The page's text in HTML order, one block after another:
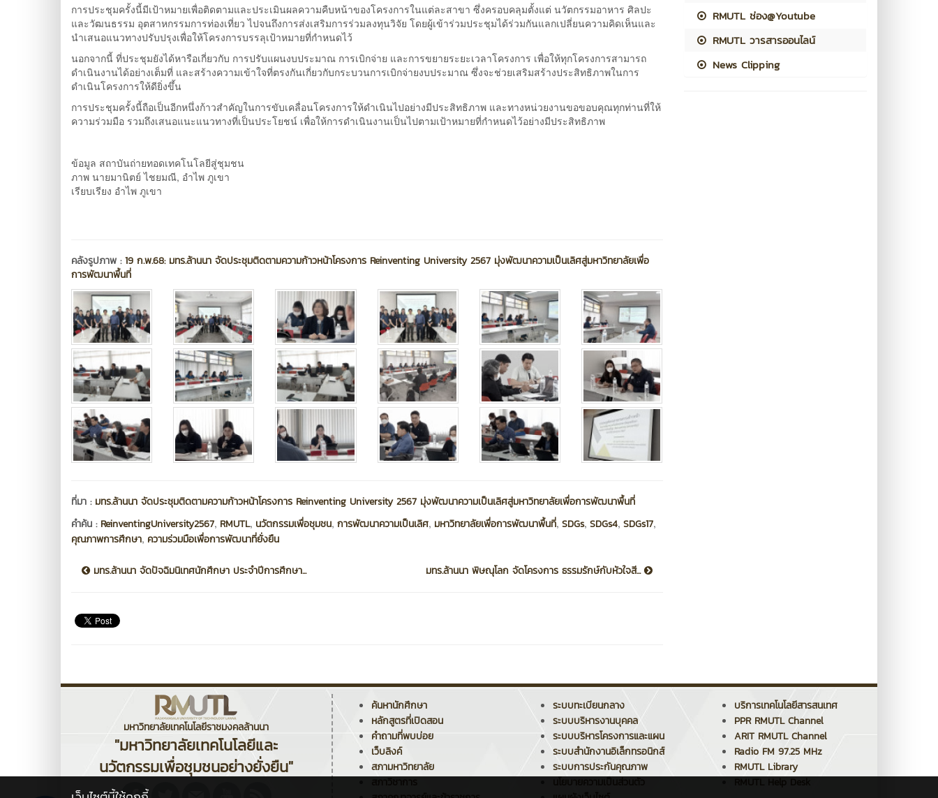
การประชุมครั้งนี้มีเป้าหมายเพื่อติดตามและประเมินผลความคืบหน้าของโครงการในแต่ละสาขา ซึ่งครอบคลุมตั้งแต่ นวัตกรรมอาหาร ศิลปะ
และวัฒนธรรม อุตสาหกรรมการท่องเที่ยว ไปจนถึงการส่งเสริมการร่วมลงทุนวิจัย โดยผู้เข้าร่วมประชุมได้ร่วมกันแลกเปลี่ยนความคิดเห็นและ
นำเสนอแนวทางปรับปรุงเพื่อให้โครงการบรรลุเป้าหมายที่กำหนดไว้
นอกจากนี้ ที่ประชุมยังได้หารือเกี่ยวกับ การปรับแผนงบประมาณ การเบิกจ่าย และการขยายระยะเวลาโครงการ เพื่อให้ทุกโครงการสามารถ
ดำเนินงานได้อย่างเต็มที่ และสร้างความเข้าใจที่ตรงกันเกี่ยวกับกระบวนการเบิกจ่ายงบประมาณ ซึ่งจะช่วยเสริมสร้างประสิทธิภาพในการ
ดำเนินโครงการให้ดียิ่งขึ้น
การประชุมครั้งนี้ถือเป็นอีกหนึ่งก้าวสำคัญในการขับเคลื่อนโครงการให้ดำเนินไปอย่างมีประสิทธิภาพ และทางหน่วยงานขอขอบคุณทุกท่านที่ให้
ความร่วมมือ รวมถึงเสนอแนะแนวทางที่เป็นประโยชน์ เพื่อให้การดำเนินงานเป็นไปตามเป้าหมายที่กำหนดไว้อย่างมีประสิทธิภาพ
ข้อมูล สถาบันถ่ายทอดเทคโนโลยีสู่ชุมชน
ภาพ นายมานิตย์ ไชยมณี, อำไพ ภูเขา
เรียบเรียง อำไพ ภูเขา
คลังรูปภาพ :19 ก.พ.68: มทร.ล้านนา จัดประชุมติดตามความก้าวหน้าโครงการ Reinventing University 2567 มุ่งพัฒนาความเป็นเลิศสู่มหาวิทยาลัยเพื่อ
การพัฒนาพื้นที่
ที่มา : มทร.ล้านนา จัดประชุมติดตามความก้าวหน้าโครงการ Reinventing University 2567 มุ่งพัฒนาความเป็นเลิศสู่มหาวิทยาลัยเพื่อการพัฒนาพื้นที่
คำค้น : ReinventingUniversity2567, RMUTL, นวัตกรรมเพื่อชุมชน, การพัฒนาความเป็นเลิศ, มหาวิทยาลัยเพื่อการพัฒนาพื้นที่, SDGs, SDGs4, SDGs17,
คุณภาพการศึกษา, ความร่วมมือเพื่อการพัฒนาที่ยั่งยืน
มทร.ล้านนา จัดปัจฉิมนิเทศนักศึกษา ประจำปีการศึกษา... มทร.ล้านนา พิษณุโลก จัดโครงการ ธรรมรักษ์กับหัวใจสี...
RMUTL ช่อง@Youtube
RMUTL วารสารออนไลน์
News Clipping
มหาวิทยาลัยเทคโนโลยีราชมงคลล้านนา
"มหาวิทยาลัยเทคโนโลยีและ
นวัตกรรมเพื่อชุมชนอย่างยั่งยืน"
ค้นหานักศึกษา
หลักสูตรที่เปิดสอน
คำถามที่พบบ่อย
เว็บลิงค์
สภามหาวิทยาลัย
ระบบทะเบียนกลาง
ระบบบริหารงานบุคคล
ระบบบริหารโครงการและแผน
ระบบสำนักงานอิเล็กทรอนิกส์
ระบบการประกันคุณภาพ
บริการเทคโนโลยีสารสนเทศ
PPR RMUTL Channel
ARIT RMUTL Channel
Radio FM 97.25 MHz
RMUTL Library